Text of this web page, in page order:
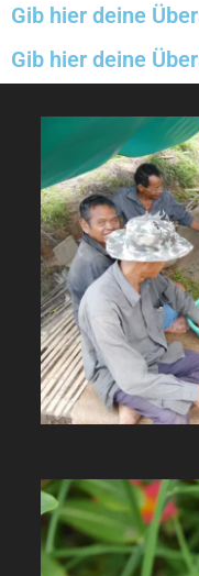
Gib hier deine
Gib hier deine